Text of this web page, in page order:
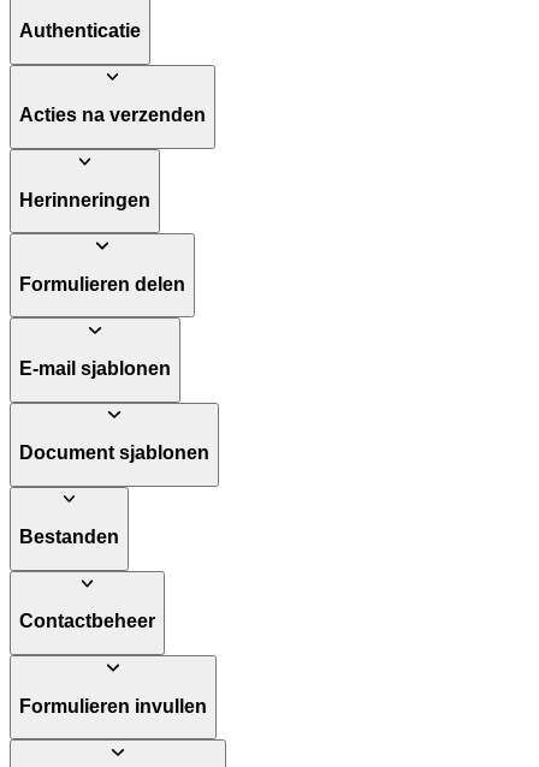
Authenticatie
Acties na verzenden
Herinneringen
Formulieren delen
E-mail sjablonen
Document sjablonen
Bestanden
Contactbeheer
Formulieren invullen